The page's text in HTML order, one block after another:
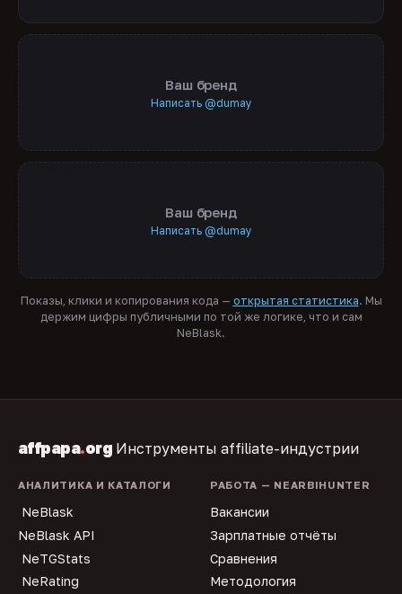
Ваш бренд
Написать @dumay
Ваш бренд
Написать @dumay
Показы, клики и копирования кода — открытая статистика. Мы
держим цифры публичными по той же логике, что и сам
NeBlask.
affpapa.org Инструменты affiliate-индустрии
АНАЛИТИКА И КАТАЛОГИ
NeBlask
NeBlask API
NeTGStats
NeRating
РАБОТА — NEARBIHUNTER
Вакансии
Зарплатные отчёты
Сравнения
Методология